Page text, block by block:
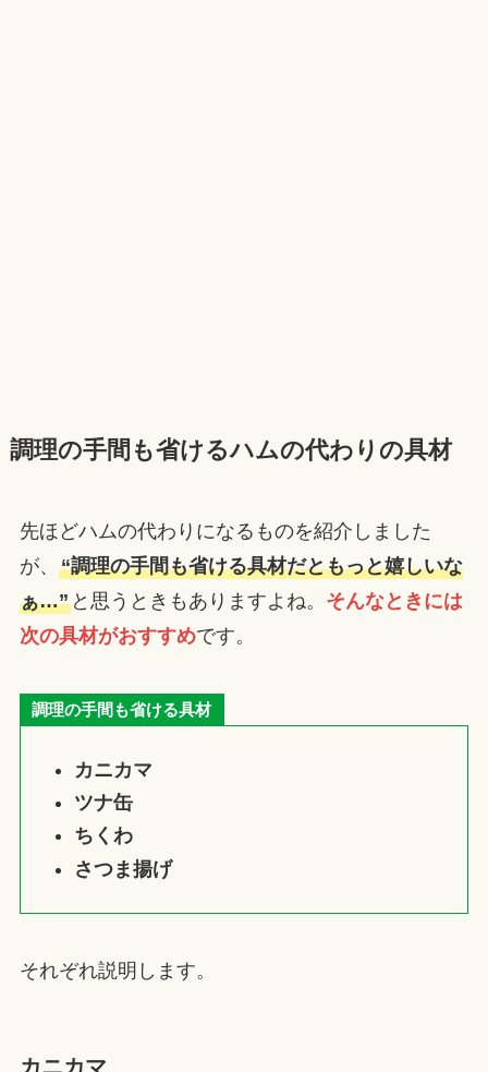
調理の手間も省けるハムの代わりの具材
先ほどハムの代わりになるものを紹介しました
が、 “調理の手間も省ける具材だともっと嬉しいな
ぁ…”と思うときもありますよね。 そんなときには
次の具材がおすすめです。
調理の手間も省ける具材
カニカマ
ツナ缶
ちくわ
さつま揚げ
それぞれ説明します。
カニカマ